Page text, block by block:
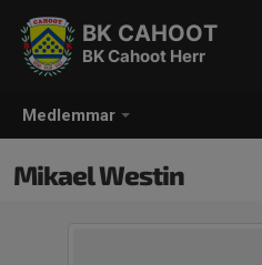
Medlemmar
BK CAHOOT
BK Cahoot Herr
Mikael Westin